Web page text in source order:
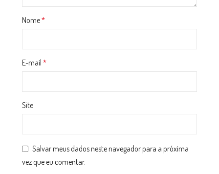
Nome*
E-mail *
Site
Salvar meus dados neste navegador para a próxima
vez que eu comentar.